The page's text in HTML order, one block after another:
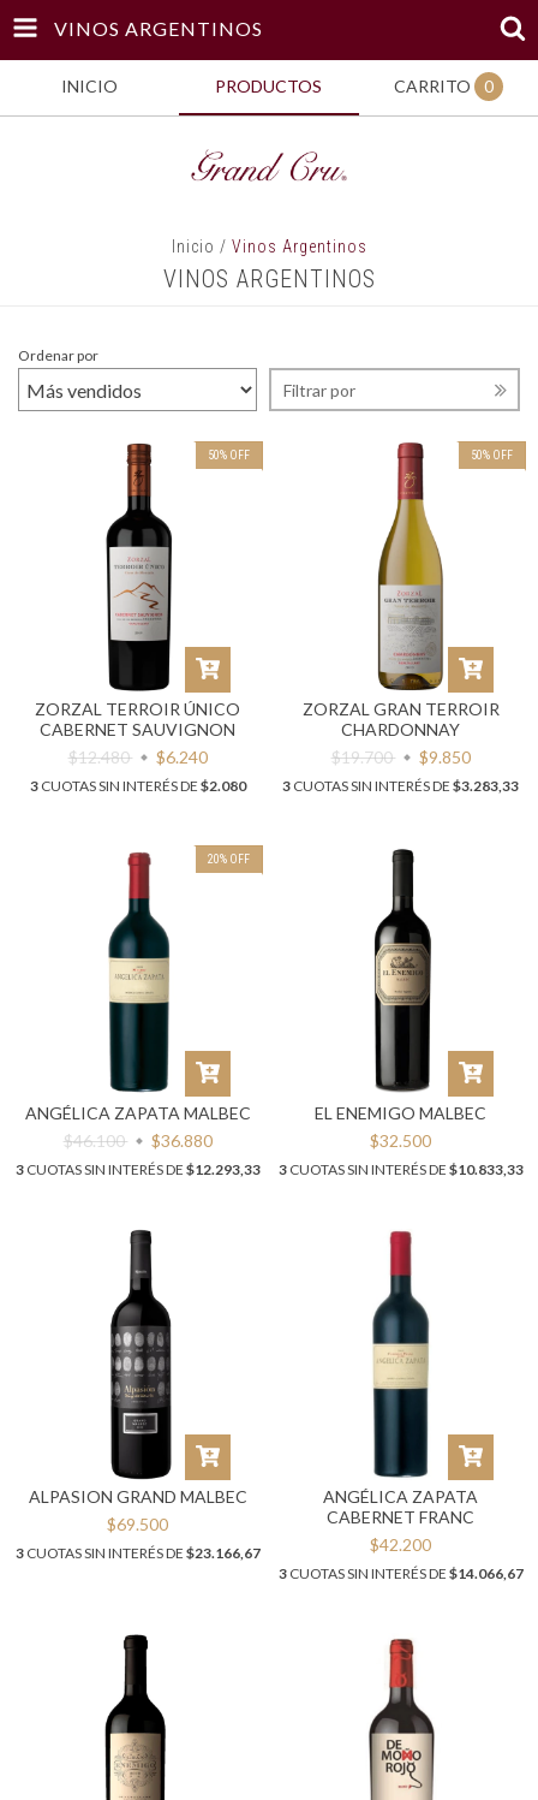
VINOS ARGENTINOS
INICIO PRODUCTOS CARRITO 0
Inicio / Vinos Argentinos
VINOS ARGENTINOS
Ordenar por
Filtrar por
50% OFF
ZORZAL TERROIR ÚNICO
CABERNET SAUVIGNON
$12.480
$6.240
3CUOTAS SIN INTERÉS DE $2.080
50% OFF
ZORZAL GRAN TERROIR
CHARDONNAY
$19.700
$9.850
3 CUOTAS SIN INTERÉS DE $3.283,33
20% OFF
ANGÉLICA ZAPATA MALBEC
$46.100
$36.880
3CUOTAS SIN INTERÉS DE $12.293,33
EL ENEMIGO MALBEC
$32.500
3CUOTAS SIN INTERÉS DE $10.833,33
ALPASION GRAND MALBEC
$69.500
3CUOTAS SIN INTERÉS DE $23.166,67
ANGÉLICA ZAPATA
CABERNET FRANC
$42.200
3CUOTAS SIN INTERÉS DE $14.066,67